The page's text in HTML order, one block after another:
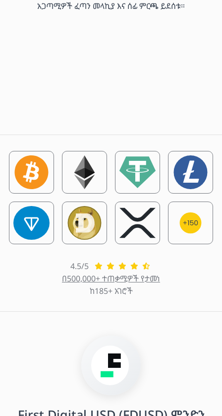
አጋጣሚዎች ፈጣን መላኪያ እና ሰፊ ምርጫ ይደሰቱ።
4.5/5
በ500,000+ ተጠቃሚዎች የታመነ
ከ185+ አገሮች